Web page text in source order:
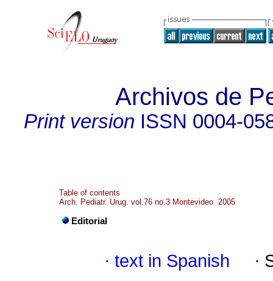
Archivos de
Print version ISSN 0004-
Table of contents
Arch. Pediatr. Urug. vol.76 no.3 Montevideo 2005
Editorial
· text in Spanish ·